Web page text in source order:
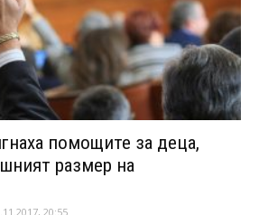
помощите за деца,
размер на
20:55